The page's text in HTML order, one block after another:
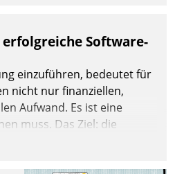
Software-
einzuführen, bedeutet für
nicht nur finanziellen,
Aufwand. Es ist eine
muss. Das Ziel: die
der Geschäftsabläufe. Damit
sollten einige Grundregeln